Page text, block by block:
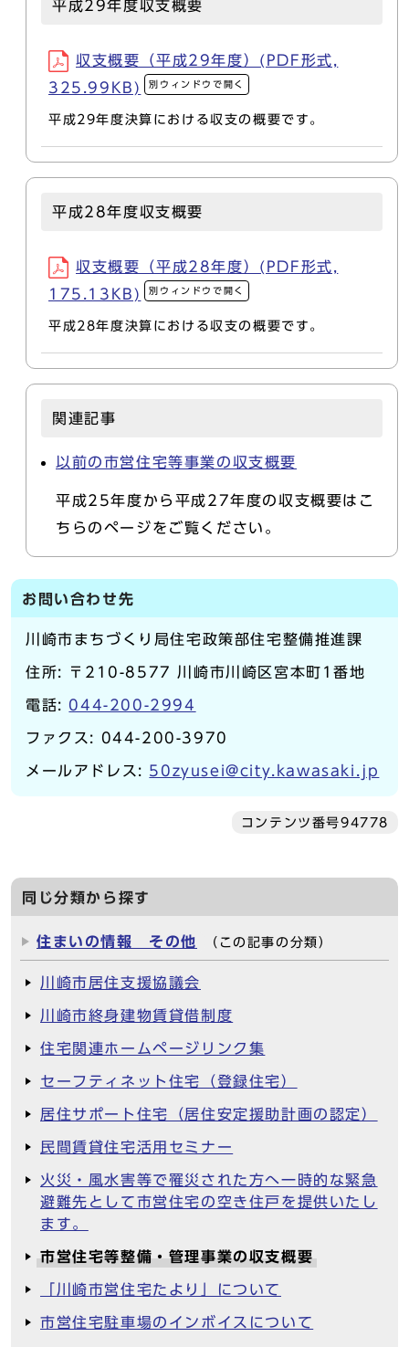
平成29年度収支概要
収支概要（平成29年度）(PDF形式,
325.99KB)
別ウィンドウで開く
平成29年度決算における収支の概要です。
平成28年度収支概要
収支概要（平成28年度）(PDF形式,
175.13KB)
別ウィンドウで開く
平成28年度決算における収支の概要です。
関連記事
以前の市営住宅等事業の収支概要
平成25年度から平成27年度の収支概要はこ
ちらのページをご覧ください。
お問い合わせ先
川崎市まちづくり局住宅政策部住宅整備推進課
住所: 〒210-8577 川崎市川崎区宮本町1番地
電話: 044-200-2994
ファクス: 044-200-3970
メールアドレス: 50zyusei@city.kawasaki.jp
コンテンツ番号94778
同じ分類から探す
住まいの情報 その他 （この記事の分類）
川崎市居住支援協議会
川崎市終身建物賃貸借制度
住宅関連ホームページリンク集
セーフティネット住宅（登録住宅）
居住サポート住宅（居住安定援助計画の認定）
民間賃貸住宅活用セミナー
火災・風水害等で罹災された方へ一時的な緊急
避難先として市営住宅の空き住戸を提供いたし
ます。
市営住宅等整備・管理事業の収支概要
「川崎市営住宅たより」について
市営住宅駐車場のインボイスについて